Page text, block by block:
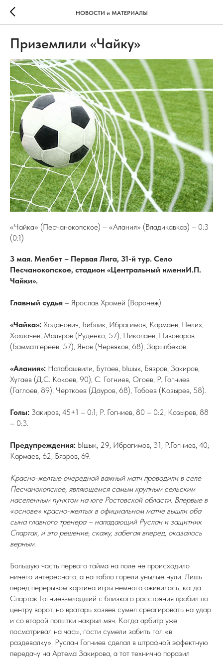
НОВОСТИ и МАТЕРИАЛЫ
Приземлили «Чайку»
«Чайка» (Песчанокопское) – «Алания» (Владикавказ) – 0:3
(0:1)
3 мая. Мелбет – Первая Лига, 31-й тур. Село
Песчанокопское, стадион «Центральный имениИ.П.
Чайки».
Главный судья – Ярослав Хромей (Воронеж).
«Чайка»: Ходанович, Библик, Ибрагимов, Кармаев, Пелих,
Хохлачев, Маляров (Руденко, 57), Николаев, Пивоваров
(Бамматгереев, 57), Янов (Червяков, 68), Зарыпбеков.
«Алания»: Натабашвили, Бутаев, Ышык, Бязров, Закиров,
Хугаев (Д.С. Кокоев, 90), С. Гогниев, Огоев, Р. Гогниев
(Гаглоев, 89), Черткоев (Дауров, 68), Тобоев (Козырев, 58).
Голы: Закиров, 45+1 – 0:1; Р. Гогниев, 80 – 0:2; Козырев, 88
– 0:3.
Предупреждения: Ышык, 29; Ибрагимов, 31; Р.Гогниев, 40;
Кармаев, 62; Бязров, 69.
Красно-желтые очередной важный матч проводили в селе
Песчанокопское, являющемся самым крупным сельским
населенным пунктом на юге Ростовской области. Впервые в
«основе» красно-желтых в официальном матче вышли оба
сына главного тренера – нападающий Руслан и защитник
Спартак, и это решение, скажу, забегая вперед, оказалось
верным.
Большую часть первого тайма на поле не происходило
ничего интересного, а на табло горели унылые нули. Лишь
перед перерывом картина игры немного оживилась, когда
Спартак Гогниев-младший с близкого расстояния пробил по
центру ворот, но вратарь хозяев сумел среагировать на удар
и со второй попытки накрыл мяч. Когда арбитр уже
посматривал на часы, гости сумели забить гол «в
раздевалку». Руслан Гогниев сделал в штрафной эффектную
передачу на Артема Закирова, а тот технично поразил